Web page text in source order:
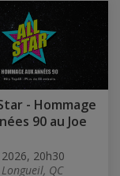
- Hommage
90 au Joe
20h30
QC